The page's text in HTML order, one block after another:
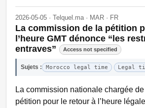
2026-05-05 · Telquel.ma · MAR · FR
La commission de la pétition
l’heure GMT dénonce “les
entraves”
Access not specified
Sujets : Morocco legal time Legal
La commission nationale chargée
pétition pour le retour à l’heure